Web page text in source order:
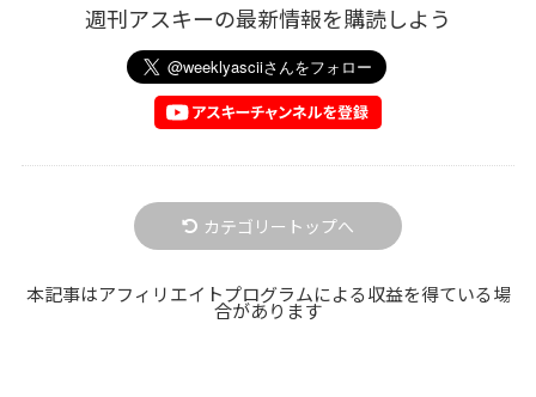
週刊アスキーの最新情報を購読しよう
カテゴリートップへ
本記事はアフィリエイトプログラムによる収益を得ている場
合があります